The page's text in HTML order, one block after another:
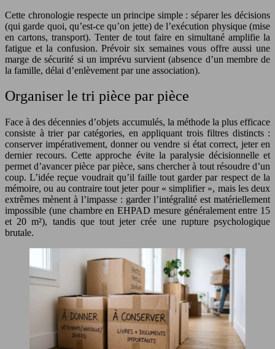
Cette chronologie respecte un principe simple : séparer les décisions
(qui garde quoi, qu’est-ce qu’on jette) de l’exécution physique (mise
en cartons, transport). Tenter de tout faire en simultané amplifie la
fatigue et la confusion. Prévoir six semaines vous offre aussi une
marge de sécurité si un imprévu survient (absence d’un membre de
la famille, délai d’enlèvement par une association).
Organiser le tri pièce par pièce
Face à des décennies d’objets accumulés, la méthode la plus efficace
consiste à trier par catégories, en appliquant trois filtres distincts :
conserver impérativement, donner ou vendre si état correct, jeter en
dernier recours. Cette approche évite la paralysie décisionnelle et
permet d’avancer pièce par pièce, sans chercher à tout résoudre d’un
coup. L’idée reçue voudrait qu’il faille tout garder par respect de la
mémoire, ou au contraire tout jeter pour « simplifier », mais les deux
extrêmes mènent à l’impasse : garder l’intégralité est matériellement
impossible (une chambre en EHPAD mesure généralement entre 15
et 20 m²), tandis que tout jeter crée une rupture psychologique
brutale.